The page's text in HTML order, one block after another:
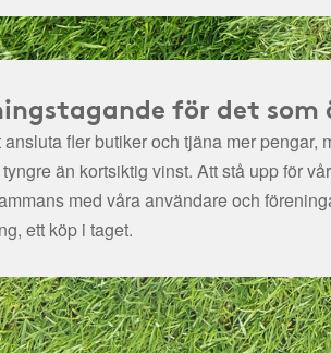
för det
fler butiker och tjäna mer pengar,
än kortsiktig vinst. Att stå upp för
med våra användare och
ett köp i taget.